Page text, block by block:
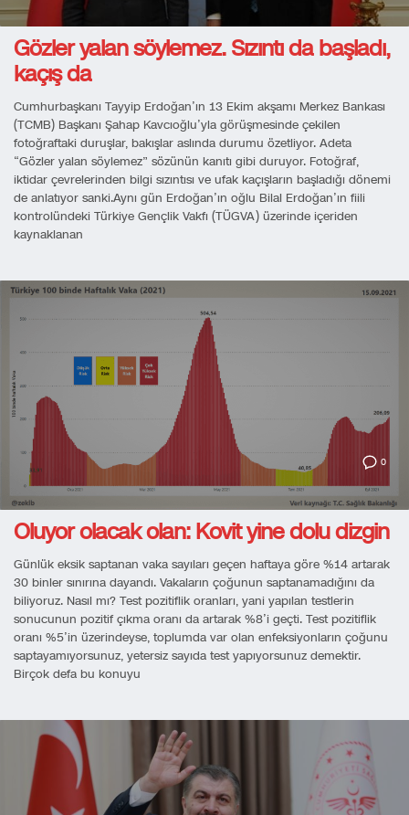
Gözler yalan söylemez. Sızıntı da başladı,
kaçış da
Cumhurbaşkanı Tayyip Erdoğan’ın 13 Ekim akşamı Merkez Bankası
(TCMB) Başkanı Şahap Kavcıoğlu’yla görüşmesinde çekilen
fotoğraftaki duruşlar, bakışlar aslında durumu özetliyor. Adeta
“Gözler yalan söylemez” sözünün kanıtı gibi duruyor. Fotoğraf,
iktidar çevrelerinden bilgi sızıntısı ve ufak kaçışların başladığı dönemi
de anlatıyor sanki.Aynı gün Erdoğan’ın oğlu Bilal Erdoğan’ın fiili
kontrolündeki Türkiye Gençlik Vakfı (TÜGVA) üzerinde içeriden
kaynaklanan
0
Oluyor olacak olan: Kovit yine dolu dizgin
Günlük eksik saptanan vaka sayıları geçen haftaya göre %14 artarak
30 binler sınırına dayandı. Vakaların çoğunun saptanamadığını da
biliyoruz. Nasıl mı? Test pozitiflik oranları, yani yapılan testlerin
sonucunun pozitif çıkma oranı da artarak %8’i geçti. Test pozitiflik
oranı %5’in üzerindeyse, toplumda var olan enfeksiyonların çoğunu
saptayamıyorsunuz, yetersiz sayıda test yapıyorsunuz demektir.
Birçok defa bu konuyu